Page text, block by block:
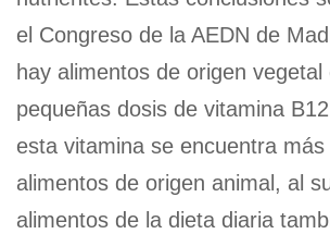
el Congreso de la AEDN de
hay alimentos de origen vegetal
pequeñas dosis de vitamina
esta vitamina se encuentra más
alimentos de origen animal, al
alimentos de la dieta diaria